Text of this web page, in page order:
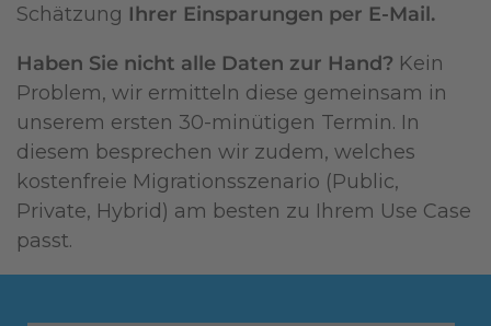
Schätzung Ihrer Einsparungen per E-Mail.
Haben Sie nicht alle Daten zur Hand? Kein
Problem, wir ermitteln diese gemeinsam in
unserem ersten 30‑minütigen Termin. In
diesem besprechen wir zudem, welches
kostenfreie Migrationsszenario (Public,
Private, Hybrid) am besten zu Ihrem Use Case
passt.